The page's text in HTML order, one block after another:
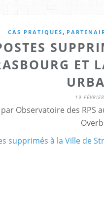
CAS PRATIQUES ,
ET
19
Observatoire des RPS